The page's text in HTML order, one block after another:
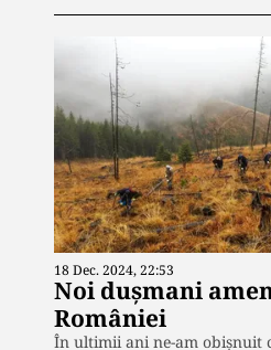
18 Dec. 2024, 22:53
Noi dușmani
României
În ultimii ani ne-am obișnuit